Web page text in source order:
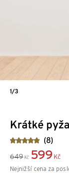
Krátké
(8)
649 Kč 599 Kč
Nejnižší cena za
1/3